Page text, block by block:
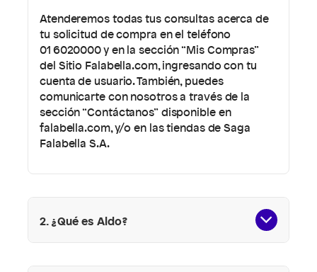
Atenderemos todas tus consultas acerca de
tu solicitud de compra en el teléfono
01 6020000 y en la sección “Mis Compras”
del Sitio Falabella.com, ingresando con tu
cuenta de usuario. También, puedes
comunicarte con nosotros a través de la
sección “Contáctanos” disponible en
falabella.com, y/o en las tiendas de Saga
Falabella S.A.
2. ¿Qué es Aldo?